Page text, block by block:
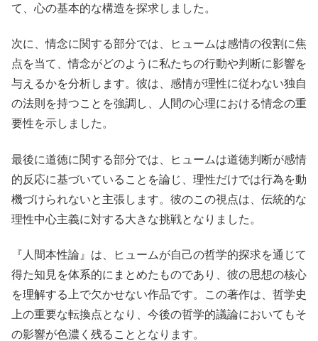
て、心の基本的な構造を探求しました。
次に、情念に関する部分では、ヒュームは感情の役割に焦
点を当て、情念がどのように私たちの行動や判断に影響を
与えるかを分析します。彼は、感情が理性に従わない独自
の法則を持つことを強調し、人間の心理における情念の重
要性を示しました。
最後に道徳に関する部分では、ヒュームは道徳判断が感情
的反応に基づいていることを論じ、理性だけでは行為を動
機づけられないと主張します。彼のこの視点は、伝統的な
理性中心主義に対する大きな挑戦となりました。
『人間本性論』は、ヒュームが自己の哲学的探求を通じて
得た知見を体系的にまとめたものであり、彼の思想の核心
を理解する上で欠かせない作品です。この著作は、哲学史
上の重要な転換点となり、今後の哲学的議論においてもそ
の影響が色濃く残ることとなります。